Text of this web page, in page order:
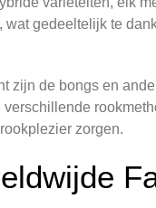
gedeeltelijk te
zijn de bongs en
zorgen.